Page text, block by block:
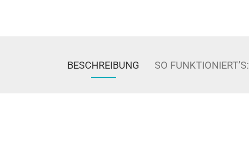
BESCHREIBUNG SO FUNKTIONIERT’S: